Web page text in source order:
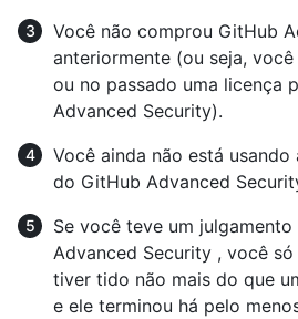
Você não comprou GitHub
anteriormente (ou seja,
ou no passado uma licença
Advanced Security).
Você ainda não está
do GitHub Advanced
Se você teve um
Advanced Security , você
tiver tido não mais do que
e ele terminou há pelo